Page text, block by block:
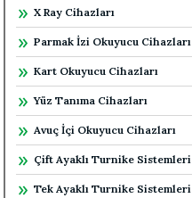
X Ray Cihazları
Parmak İzi Okuyucu Cihazları
Kart Okuyucu Cihazları
Yüz Tanıma Cihazları
Avuç İçi Okuyucu Cihazları
Çift Ayaklı Turnike Sistemleri
Tek Ayaklı Turnike Sistemleri